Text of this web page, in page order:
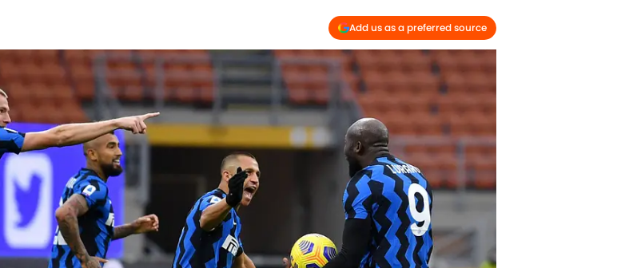
Add us as a preferred source